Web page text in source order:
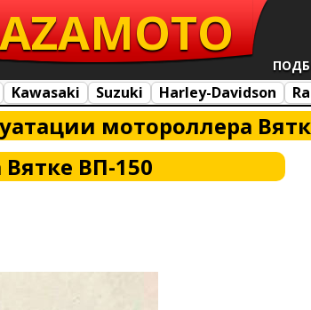
MOTO
Kawasaki Suzuki Harley-Davidson
мотороллера
ВП-150